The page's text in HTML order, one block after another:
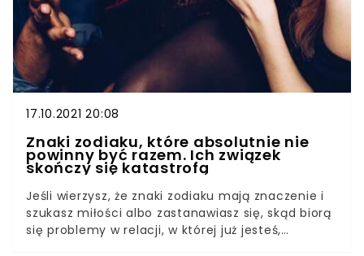
17.10.2021 20:08
Znaki zodiaku, które absolutnie nie
powinny być razem. Ich związek
skończy się katastrofą
Jeśli wierzysz, że znaki zodiaku mają znaczenie i
szukasz miłości albo zastanawiasz się, skąd biorą
się problemy w relacji, w której już jesteś,